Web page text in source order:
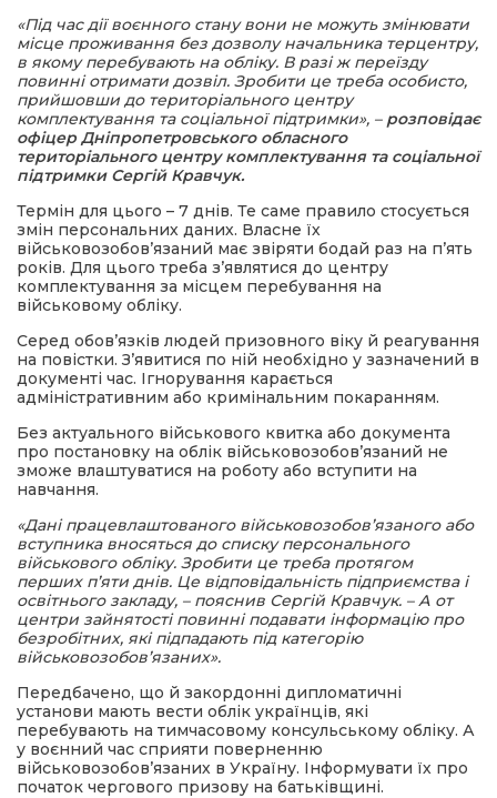
«Під час дії воєнного стану вони не можуть змінювати
місце проживання без дозволу начальника терцентру,
в якому перебувають на обліку. В разі ж переїзду
повинні отримати дозвіл. Зробити це треба особисто,
прийшовши до територіального центру
комплектування та соціальної підтримки», –розповідає
офіцер Дніпропетровського обласного
територіального центру комплектування та соціальної
підтримки Сергій Кравчук.
Термін для цього – 7 днів. Те саме правило стосується
змін персональних даних. Власне їх
військовозобов’язаний має звіряти бодай раз на п’ять
років. Для цього треба з’являтися до центру
комплектування за місцем перебування на
військовому обліку.
Серед обов’язків людей призовного віку й реагування
на повістки. З’явитися по ній необхідно у зазначений в
документі час. Ігнорування карається
адміністративним або кримінальним покаранням.
Без актуального військового квитка або документа
про постановку на облік військовозобов’язаний не
зможе влаштуватися на роботу або вступити на
навчання.
«Дані працевлаштованого військовозобов’язаного або
вступника вносяться до списку персонального
військового обліку. Зробити це треба протягом
перших п’яти днів. Це відповідальність підприємства і
освітнього закладу, – пояснив Сергій Кравчук. – А от
центри зайнятості повинні подавати інформацію про
безробітних, які підпадають під категорію
військовозобов’язаних».
Передбачено, що й закордонні дипломатичні
установи мають вести облік українців, які
перебувають на тимчасовому консульському обліку. А
у воєнний час сприяти поверненню
військовозобов’язаних в Україну. Інформувати їх про
початок чергового призову на батьківщині.